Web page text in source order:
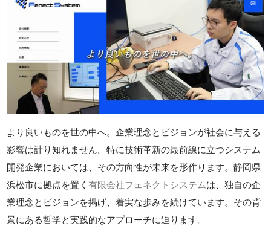
より良いものを世の中へ。企業理念とビジョンが社会に与える
影響は計り知れません。特に技術革新の最前線に立つシステム
開発企業においては、その方向性が未来を形作ります。静岡県
浜松市に拠点を置く有限会社フェネクトシステムは、独自の企
業理念とビジョンを掲げ、着実な歩みを続けています。その背
景にある哲学と実践的なアプローチに迫ります。